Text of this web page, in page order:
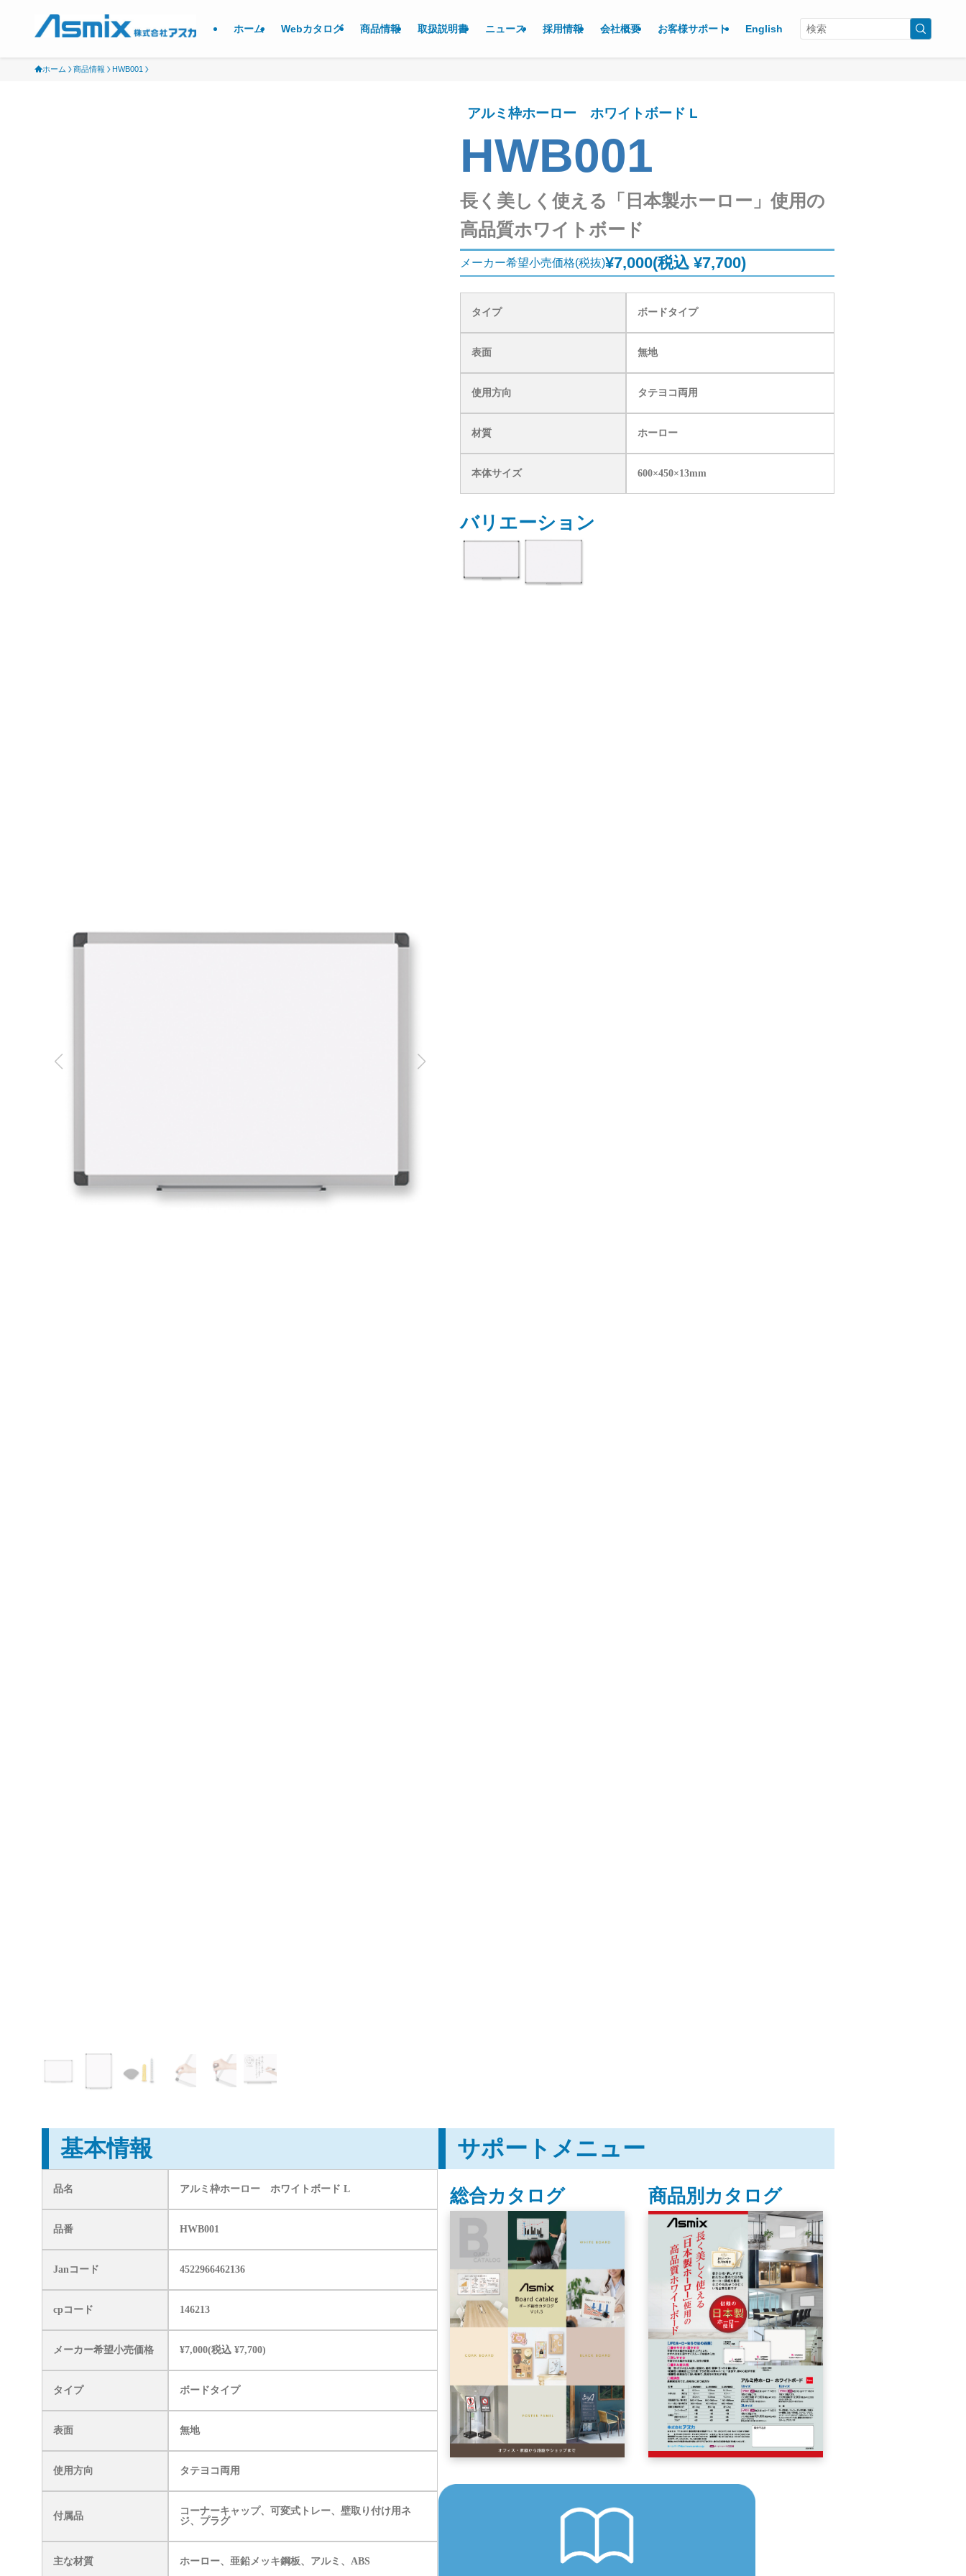
ホーム Webカタログ 商品情報 取扱説明書 ニュース 採用情報 会社概要 お客様サポート English
ホーム 商品情報 HWB001
アルミ枠ホーロー ホワイトボード L
HWB001
長く美しく使える「日本製ホーロー」使用の
高品質ホワイトボード
メーカー希望小売価格(税抜)¥7,000(税込 ¥7,700)
タイプ ボードタイプ
表面 無地
使用方向 タテヨコ両用
材質 ホーロー
本体サイズ 600×450×13mm
バリエーション
基本情報
品名 アルミ枠ホーロー ホワイトボード L
品番 HWB001
Janコード 4522966462136
cpコード 146213
メーカー希望小売価格 ¥7,000(税込 ¥7,700)
タイプ ボードタイプ
表面 無地
使用方向 タテヨコ両用
付属品
コーナーキャップ、可変式トレー、壁取り付け用ネ
ジ、プラグ
主な材質 ホーロー、亜鉛メッキ鋼板、アルミ、ABS
サポートメニュー
総合カタログ 商品別カタログ